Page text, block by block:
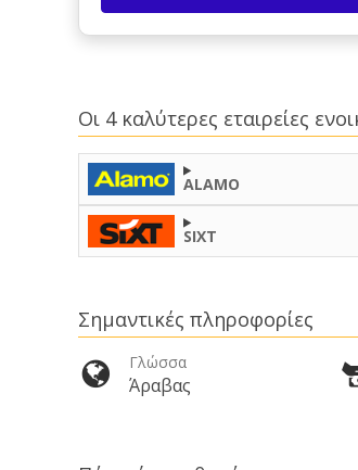
Οι 4 καλύτερες εταιρείες
ALAMO
SIXT
Σημαντικές πληροφορίες
Γλώσσα
Άραβας